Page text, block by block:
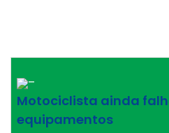
–
Motociclista ainda
equipamentos